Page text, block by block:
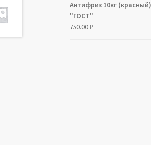
Антифриз 10кг (красный)
"ГОСТ"
750.00₽